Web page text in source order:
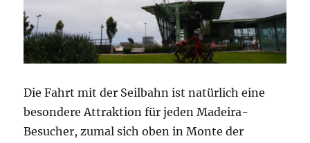
Die Fahrt mit der Seilbahn ist natürlich eine
besondere Attraktion für jeden Madeira-
Besucher, zumal sich oben in Monte der